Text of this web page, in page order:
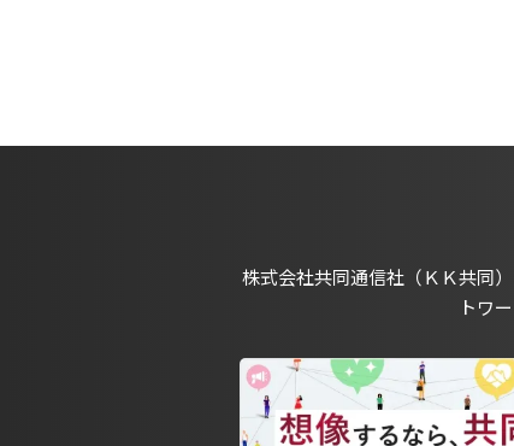
株式会社共同通信社（ＫＫ共同
トワ